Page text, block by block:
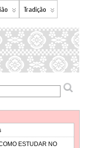
Tradição
ESTUDAR NO